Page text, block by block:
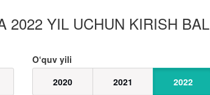
YIL UCHUN KIRISH
O‘quv yili
2020
2021 2022